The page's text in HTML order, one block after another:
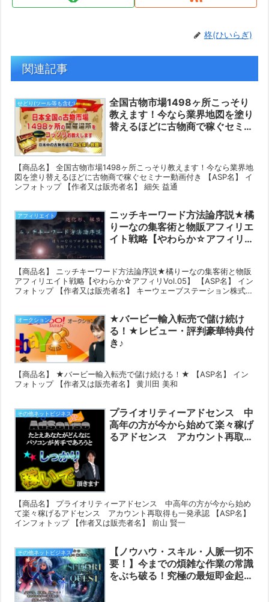
柊(ひいらぎ)
関連記事
せどり(ツール等も含む)
全国古物市場1498ヶ所こっそり
教えます！今なら業界地図を塗り
替えるほどに古物商で稼ぐセミナ
【商品名】 全国古物市場1498ヶ所こっそり教えます！今なら業界地
図を塗り替えるほどに古物商で稼ぐセミナー動画付き 【ASP名】 イ
ンフォトップ 【作者又は販売者名】 細矢 益通
アフィリエイト
ニッチキーワード方法論序説★橘
りーなの集客術と物販アフィリエ
イト戦略【やわらか☆アフィリ
【商品名】 ニッチキーワード方法論序説★橘りーなの集客術と物販
アフィリエイト戦略【やわらか☆アフィリVol.05】 【ASP名】 イン
フォトップ 【作者又は販売者名】 キーウェーブステーション株式会
オークション
★バービー輸入転売で儲け続け
る！★レビュー・評判豪華特典付
き♪
【商品名】 ★バービー輸入転売で儲け続ける！★ 【ASP名】 イン
フォトップ 【作者又は販売者名】 黄川田 美和
その他ネットビジネス
プライオリティーアドセンス 中
高年の方が今から始めて楽々稼げ
るアドセンス アカウント再取得
【商品名】 プライオリティーアドセンス 中高年の方が今から始め
て楽々稼げるアドセンス アカウント再取得も一発承認 【ASP名】
インフォトップ 【作者又は販売者名】 前山 賢一
その他ネットビジネス
【ノウハウ・スキル・人脈一切不
要！】今までの煩雑な作業の常識
をぶち破る！究極の最短即金起業